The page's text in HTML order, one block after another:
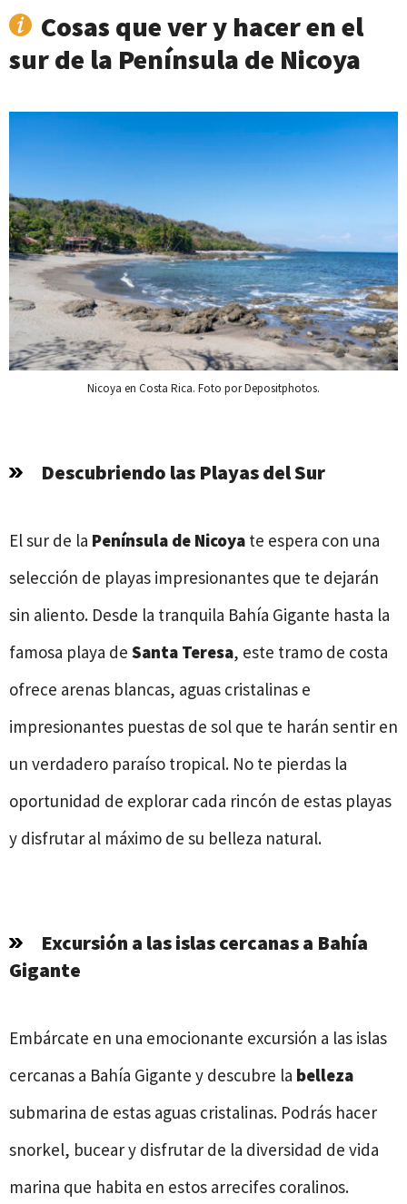
Cosas que ver y hacer en el
sur de la Península de Nicoya
Nicoya en Costa Rica. Foto por Depositphotos.
Descubriendo las Playas del Sur
El sur de la Península de Nicoya te espera con una
selección de playas impresionantes que te dejarán
sin aliento. Desde la tranquila Bahía Gigante hasta la
famosa playa de Santa Teresa, este tramo de costa
ofrece arenas blancas, aguas cristalinas e
impresionantes puestas de sol que te harán sentir en
un verdadero paraíso tropical. No te pierdas la
oportunidad de explorar cada rincón de estas playas
y disfrutar al máximo de su belleza natural.
Excursión a las islas cercanas a Bahía
Gigante
Embárcate en una emocionante excursión a las islas
cercanas a Bahía Gigante y descubre la belleza
submarina de estas aguas cristalinas. Podrás hacer
snorkel, bucear y disfrutar de la diversidad de vida
marina que habita en estos arrecifes coralinos.